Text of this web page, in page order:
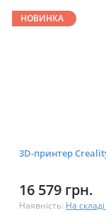
НОВИНКА
3D-принтер
16 579 грн.
Наявність: На